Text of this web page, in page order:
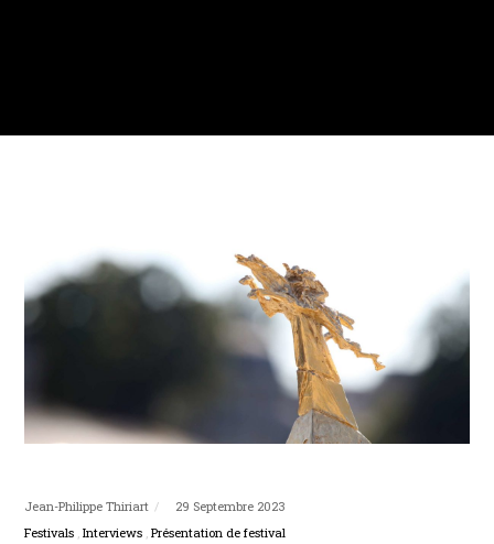
Jean-Philippe Thiriart
29 Septembre 2023
Festivals Interviews Présentation de festival